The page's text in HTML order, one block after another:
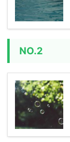
NO.2